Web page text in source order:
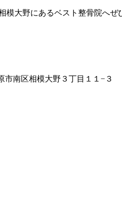
模大野にあるベスト整骨院へぜ
南区相模大野３丁目１１−３